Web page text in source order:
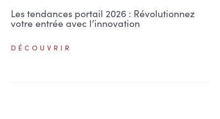
Les tendances portail 2026 : Révolutionnez
votre entrée avec l’innovation
DÉCOUVRIR